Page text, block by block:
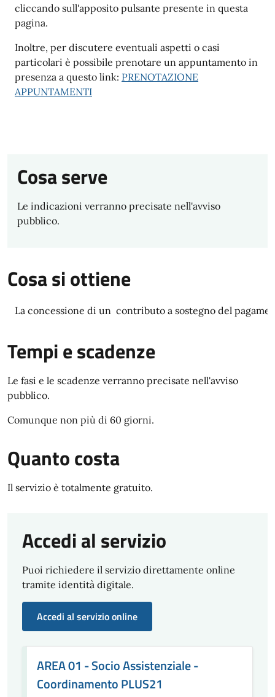
cliccando sull'apposito pulsante presente in questa
pagina.
Inoltre, per discutere eventuali aspetti o casi
particolari è possibile prenotare un appuntamento in
presenza a questo link: PRENOTAZIONE
APPUNTAMENTI
Cosa serve
Le indicazioni verranno precisate nell'avviso
pubblico.
Cosa si ottiene
La concessione di un contributo a sostegno del
Tempi e scadenze
Le fasi e le scadenze verranno precisate nell'avviso
pubblico.
Comunque non più di 60 giorni.
Quanto costa
Il servizio è totalmente gratuito.
Accedi al servizio
Puoi richiedere il servizio direttamente online
tramite identità digitale.
Accedi al servizio online
AREA 01 - Socio Assistenziale -
Coordinamento PLUS21